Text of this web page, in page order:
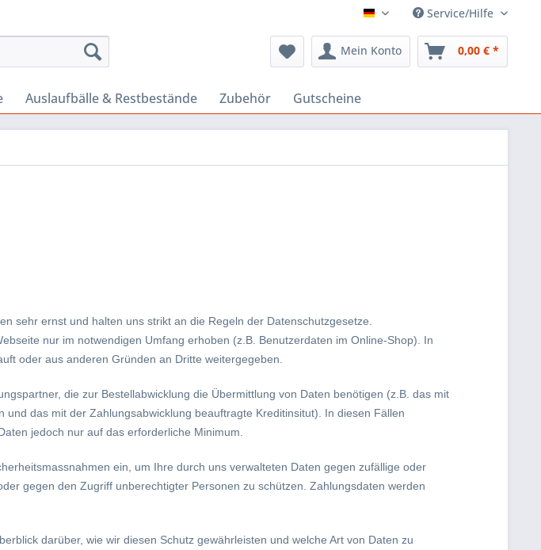
Deutsch Service/Hilfe
Mein Konto 0,00 € *
Auslaufbälle & Restbestände Zubehör Gutscheine
sehr ernst und halten uns strikt an die Regeln der Datenschutzgesetze.
nur im notwendigen Umfang erhoben (z.B. Benutzerdaten im Online-Shop). In
oder aus anderen Gründen an Dritte weitergegeben.
die zur Bestellabwicklung die Übermittlung von Daten benötigen (z.B. das mit
das mit der Zahlungsabwicklung beauftragte Kreditinsitut). In diesen Fällen
jedoch nur auf das erforderliche Minimum.
ein, um Ihre durch uns verwalteten Daten gegen zufällige oder
gegen den Zugriff unberechtigter Personen zu schützen. Zahlungsdaten werden
darüber, wie wir diesen Schutz gewährleisten und welche Art von Daten zu